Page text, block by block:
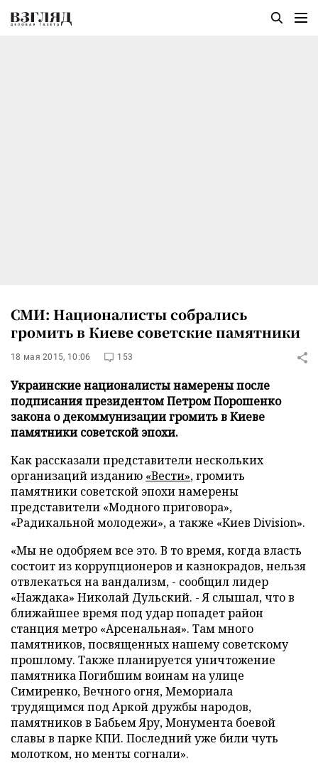
СМИ: Националисты собрались
громить в Киеве советские памятники
18 мая 2015, 10:06 153
Украинские националисты намерены после
подписания президентом Петром Порошенко
закона о декоммунизации громить в Киеве
памятники советской эпохи.
Как рассказали представители нескольких
организаций изданию «Вести», громить
памятники советской эпохи намерены
представители «Модного приговора»,
«Радикальной молодежи», а также «Киев Division».
«Мы не одобряем все это. В то время, когда власть
состоит из коррупционеров и казнокрадов, нельзя
отвлекаться на вандализм, - сообщил лидер
«Наждака» Николай Дульский. - Я слышал, что в
ближайшее время под удар попадет район
станция метро «Арсенальная». Там много
памятников, посвященных нашему советскому
прошлому. Также планируется уничтожение
памятника Погибшим воинам на улице
Симиренко, Вечного огня, Мемориала
трудящимся под Аркой дружбы народов,
памятников в Бабьем Яру, Монумента боевой
славы в парке КПИ. Последний уже били чуть
молотком, но менты согнали».